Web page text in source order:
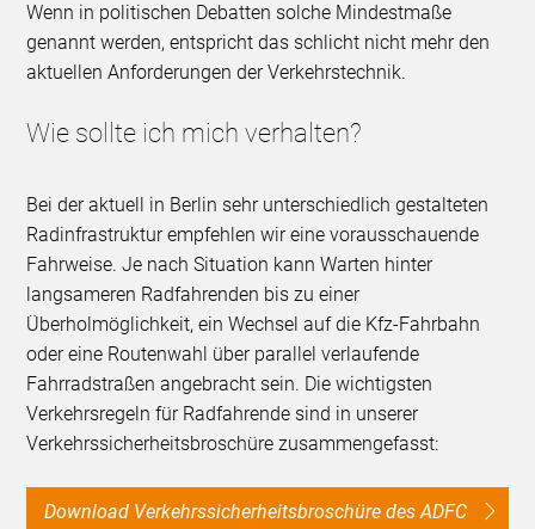
Wenn in politischen Debatten solche Mindestmaße
genannt werden, entspricht das schlicht nicht mehr den
aktuellen Anforderungen der Verkehrstechnik.
Wie sollte ich mich verhalten?
Bei der aktuell in Berlin sehr unterschiedlich gestalteten
Radinfrastruktur empfehlen wir eine vorausschauende
Fahrweise. Je nach Situation kann Warten hinter
langsameren Radfahrenden bis zu einer
Überholmöglichkeit, ein Wechsel auf die Kfz-Fahrbahn
oder eine Routenwahl über parallel verlaufende
Fahrradstraßen angebracht sein. Die wichtigsten
Verkehrsregeln für Radfahrende sind in unserer
Verkehrssicherheitsbroschüre zusammengefasst:
Download Verkehrssicherheitsbroschüre des ADFC